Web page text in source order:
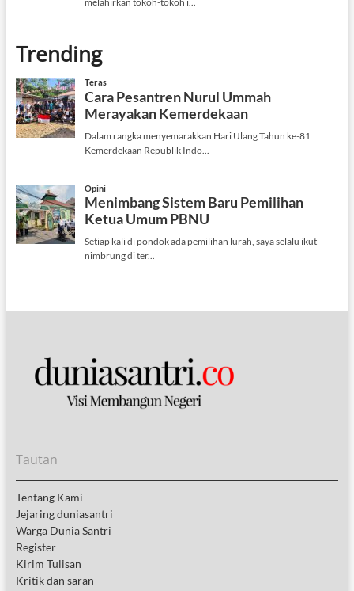
Trending
Tautan
Tentang Kami
Jejaring duniasantri
Warga Dunia Santri
Register
Kirim Tulisan
Kritik dan saran